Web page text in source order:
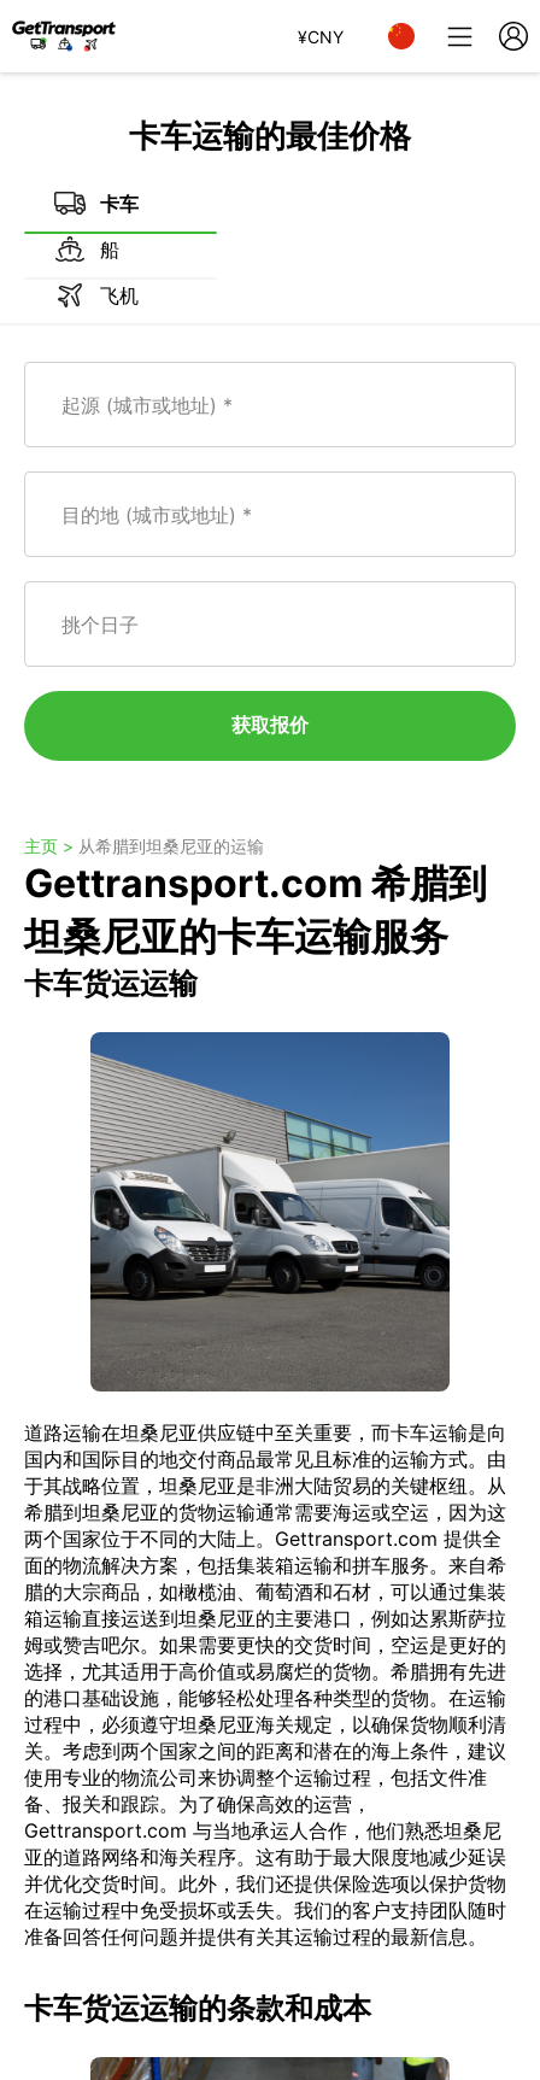
¥CNY
卡车运输的最佳价格
卡车
船
飞机
起源 (城市或地址)
目的地 (城市或地址)
挑个日子
获取报价
主页 > 从希腊到坦桑尼亚的运输
Gettransport.com 希腊到
坦桑尼亚的卡车运输服务
卡车货运运输
道路运输在坦桑尼亚供应链中至关重要，而卡车运输是向
国内和国际目的地交付商品最常见且标准的运输方式。由
于其战略位置，坦桑尼亚是非洲大陆贸易的关键枢纽。从
希腊到坦桑尼亚的货物运输通常需要海运或空运，因为这
两个国家位于不同的大陆上。Gettransport.com 提供全
面的物流解决方案，包括集装箱运输和拼车服务。来自希
腊的大宗商品，如橄榄油、葡萄酒和石材，可以通过集装
箱运输直接运送到坦桑尼亚的主要港口，例如达累斯萨拉
姆或赞吉吧尔。如果需要更快的交货时间，空运是更好的
选择，尤其适用于高价值或易腐烂的货物。希腊拥有先进
的港口基础设施，能够轻松处理各种类型的货物。在运输
过程中，必须遵守坦桑尼亚海关规定，以确保货物顺利清
关。考虑到两个国家之间的距离和潜在的海上条件，建议
使用专业的物流公司来协调整个运输过程，包括文件准
备、报关和跟踪。为了确保高效的运营，
Gettransport.com 与当地承运人合作，他们熟悉坦桑尼
亚的道路网络和海关程序。这有助于最大限度地减少延误
并优化交货时间。此外，我们还提供保险选项以保护货物
在运输过程中免受损坏或丢失。我们的客户支持团队随时
准备回答任何问题并提供有关其运输过程的最新信息。
卡车货运运输的条款和成本